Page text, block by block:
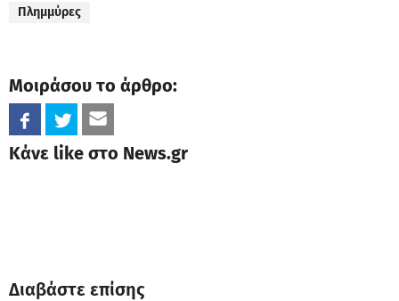
Πλημμύρες
Μοιράσου το άρθρο:
Κάνε like στο News.gr
Διαβάστε επίσης